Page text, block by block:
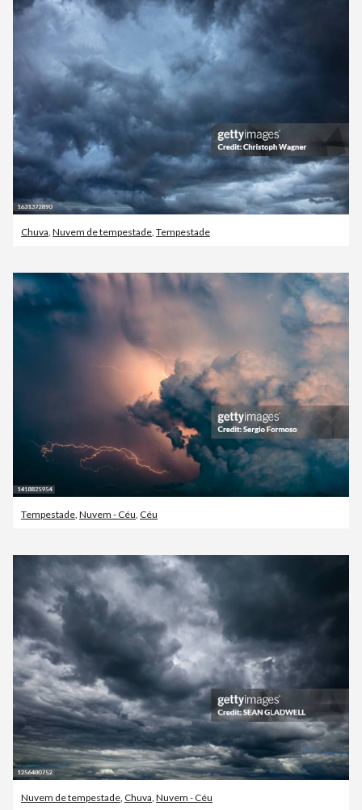
Chuva, Nuvem de tempestade, Tempestade
Tempestade, Nuvem - Céu, Céu
Nuvem de tempestade Chuva Nuvem - Céu